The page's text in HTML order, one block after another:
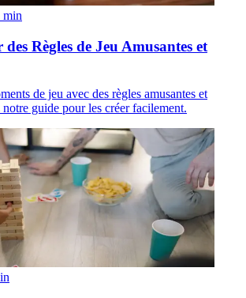
min
Règles de Jeu Amusantes et
de jeu avec des règles amusantes et
notre guide pour les créer facilement.